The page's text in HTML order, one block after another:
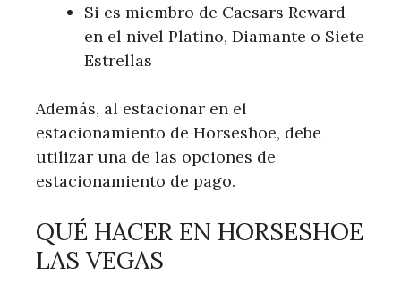
Si es miembro de Caesars Reward
en el nivel Platino, Diamante o Siete
Estrellas
Además, al estacionar en el
estacionamiento de Horseshoe, debe
utilizar una de las opciones de
estacionamiento de pago.
QUÉ HACER EN HORSESHOE
LAS VEGAS